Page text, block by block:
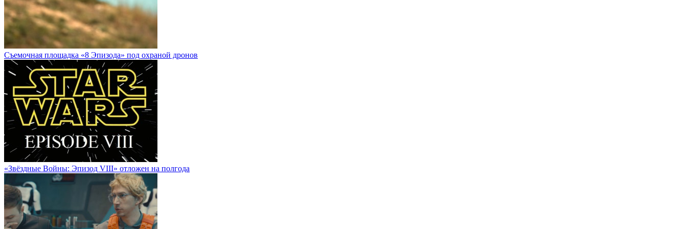
Cъемочная площадка «8 Эпизода» под охраной дронов
«Звёздные Войны: Эпизод VIII» отложен на полгода